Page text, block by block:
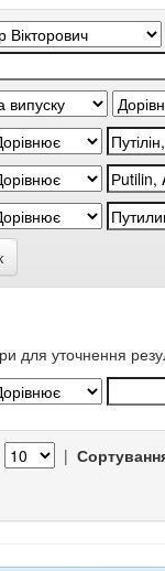
для уточнення
|